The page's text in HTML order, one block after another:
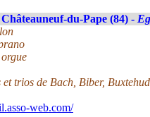
Châteauneuf-du-Pape (84) -
trios de Bach, Biber,
web.com/